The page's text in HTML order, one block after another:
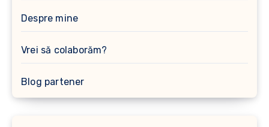
Despre mine
Vrei să colaborăm?
Blog partener